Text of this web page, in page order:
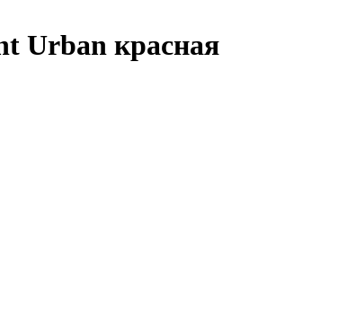
Urban красная